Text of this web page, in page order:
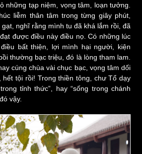
những tạp niệm, vọng tâm, loạn tưởng.
liễm thân tâm trong từng giây phút,
nghĩ rằng mình tu đã khá lắm rồi, đã
được điều này điều nọ. Có những lúc
bất thiện, lợi mình hại người, kiện
thường bạc triệu, đó là lòng tham lam.
cúng chùa vài chục bạc, vọng tâm dối
hết tội rồi! Trong thiền tông, chư Tổ dạy
tỉnh thức”, hay “sống trong chánh
vậy.